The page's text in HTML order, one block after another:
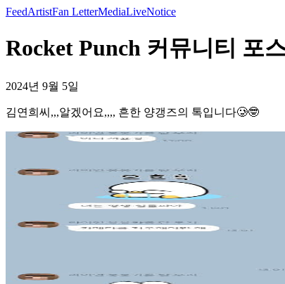
FeedArtistFan LetterMediaLiveNotice
Rocket Punch 커뮤니티 포
2024년 9월 5일
김연희씨,,,알겠어요,,,, 흔한 양갱즈의 톡입니다🥲🤓